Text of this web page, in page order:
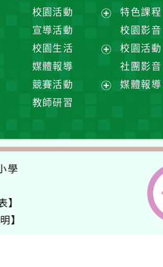
展
開
單
校園活動
選
宣導活動
校園生活
選
媒體報導
競賽活動
單
教師研習
特色課程
校園影音
校園活動
社團影音
媒體報導
學
】
】